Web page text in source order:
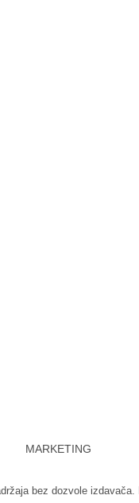
MARKETING
bez dozvole izdavača.